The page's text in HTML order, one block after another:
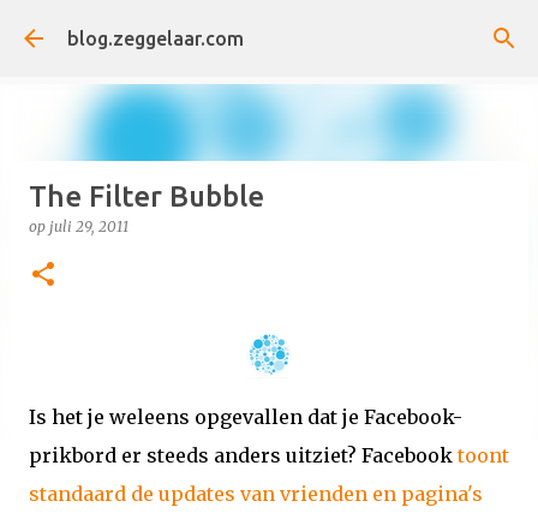
Doorgaan naar hoofdcontent
blog.zeggelaar.com
The Filter Bubble
op juli 29, 2011
Is het je weleens opgevallen dat je Facebook-
prikbord er steeds anders uitziet? Facebooktoont
standaard de updates van vrienden en pagina's